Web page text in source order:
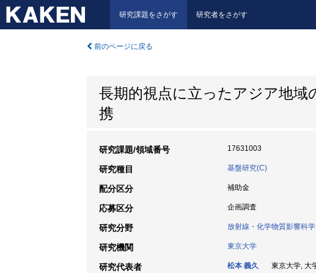
研究課題をさがす 研究者をさがす
前のページに戻る
長期的視点に立ったアジア地域
携
研究課題/領域番号 17631003
研究種目 基盤研究(C)
配分区分 補助金
応募区分 企画調査
研究分野 放射線・化学物質影響科学
研究機関 東京大学
研究代表者 松本 義久 東京大学, 大